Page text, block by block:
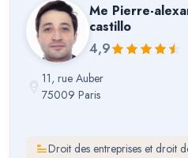
Me Pierre-
castillo
4,9
11, rue Auber
75009 Paris
Droit des entreprises et droit